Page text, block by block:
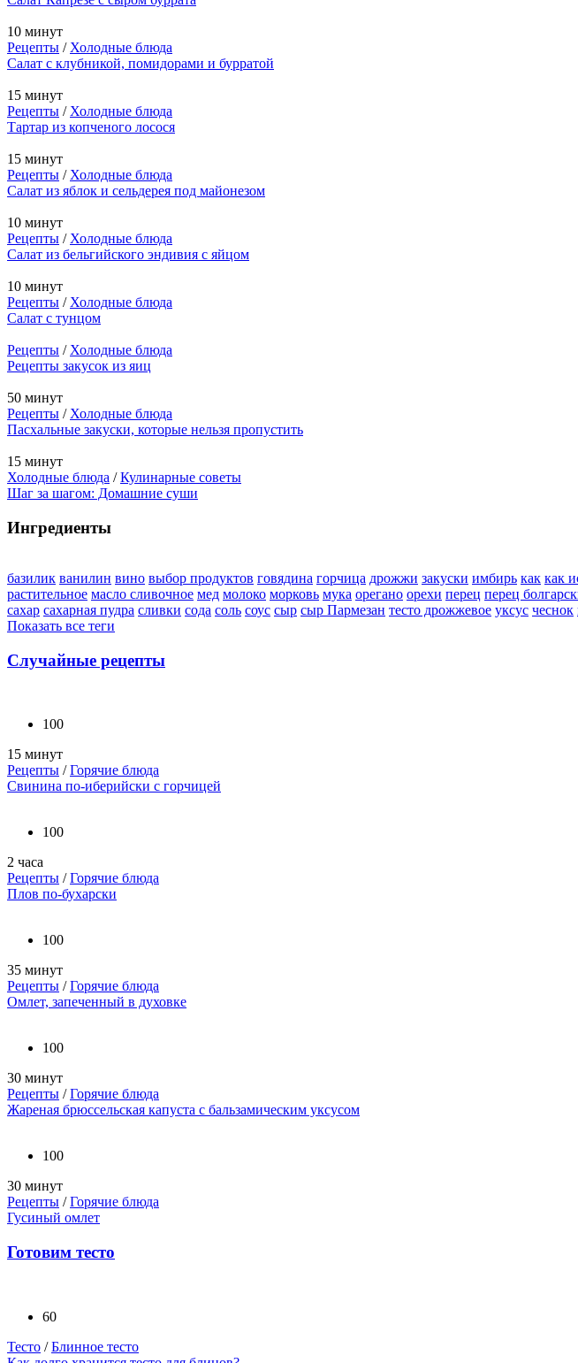
10 минут
Рецепты /Холодные блюда
Салат с клубникой, помидорами и бурратой
15 минут
Рецепты /Холодные блюда
Тартар из копченого лосося
15 минут
Рецепты /Холодные блюда
Салат из яблок и сельдерея под майонезом
10 минут
Рецепты /Холодные блюда
Салат из бельгийского эндивия с яйцом
10 минут
Рецепты /Холодные блюда
Салат с тунцом
Рецепты /Холодные блюда
Рецепты закусок из яиц
50 минут
Рецепты /Холодные блюда
Пасхальные закуски, которые нельзя пропустить
15 минут
Холодные блюда /Кулинарные советы
Шаг за шагом: Домашние суши
Ингредиенты
базилик ванилин вино выбор продуктов говядина горчица дрожжи закуски имбирь как как
растительное масло сливочное мед молоко морковь мука орегано орехи перец перец
сахар сахарная пудра сливки сода соль соус сыр сыр Пармезан тесто дрожжевое уксус чеснок
Показать все теги
Случайные рецепты
100
15 минут
Рецепты /Горячие блюда
Свинина по-иберийски с горчицей
100
2 часа
Рецепты /Горячие блюда
Плов по-бухарски
100
35 минут
Рецепты /Горячие блюда
Омлет, запеченный в духовке
100
30 минут
Рецепты /Горячие блюда
Жареная брюссельская капуста с бальзамическим уксусом
100
30 минут
Рецепты /Горячие блюда
Гусиный омлет
Готовим тесто
60
Тесто /Блинное тесто